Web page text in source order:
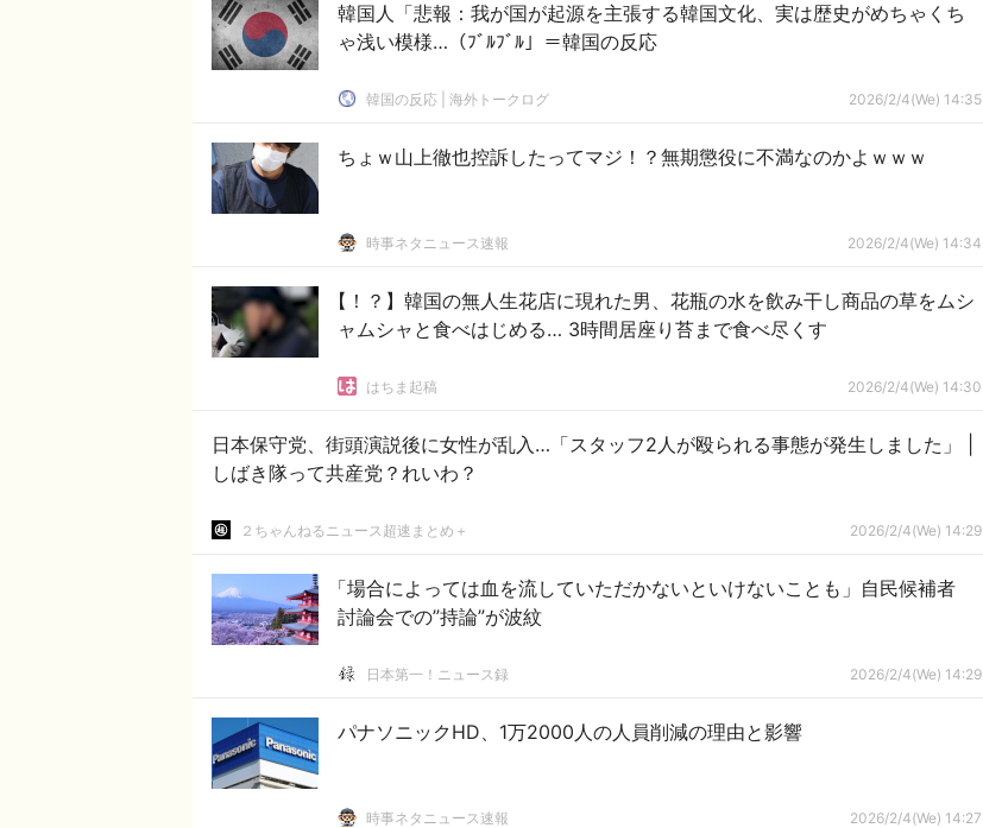
韓国人「悲報：我が国が起源を主張する韓国文化、実は歴史がめちゃくち
ゃ浅い模様…（ﾌﾞﾙﾌﾞﾙ」＝韓国の反応
韓国の反応 | 海外トークログ 2026/2/4(We) 14:35
ちょｗ山上徹也控訴したってマジ！？無期懲役に不満なのかよｗｗｗ
時事ネタニュース速報 2026/2/4(We) 14:34
【！？】韓国の無人生花店に現れた男、花瓶の水を飲み干し商品の草をムシ
ャムシャと食べはじめる… 3時間居座り苔まで食べ尽くす
はちま起稿 2026/2/4(We) 14:30
日本保守党、街頭演説後に女性が乱入…「スタッフ2人が殴られる事態が発生しました」 |
しばき隊って共産党？れいわ？
２ちゃんねるニュース超速まとめ＋ 2026/2/4(We) 14:29
「場合によっては血を流していただかないといけないことも」自民候補者
討論会での”持論”が波紋
日本第一！ニュース録 2026/2/4(We) 14:29
パナソニックHD、1万2000人の人員削減の理由と影響
時事ネタニュース速報 2026/2/4(We) 14:27